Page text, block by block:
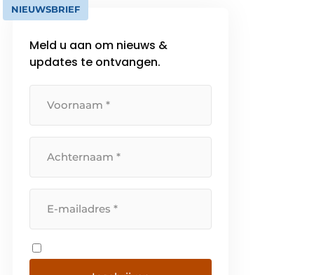
NIEUWSBRIEF
Meld u aan om nieuws &
updates te ontvangen.